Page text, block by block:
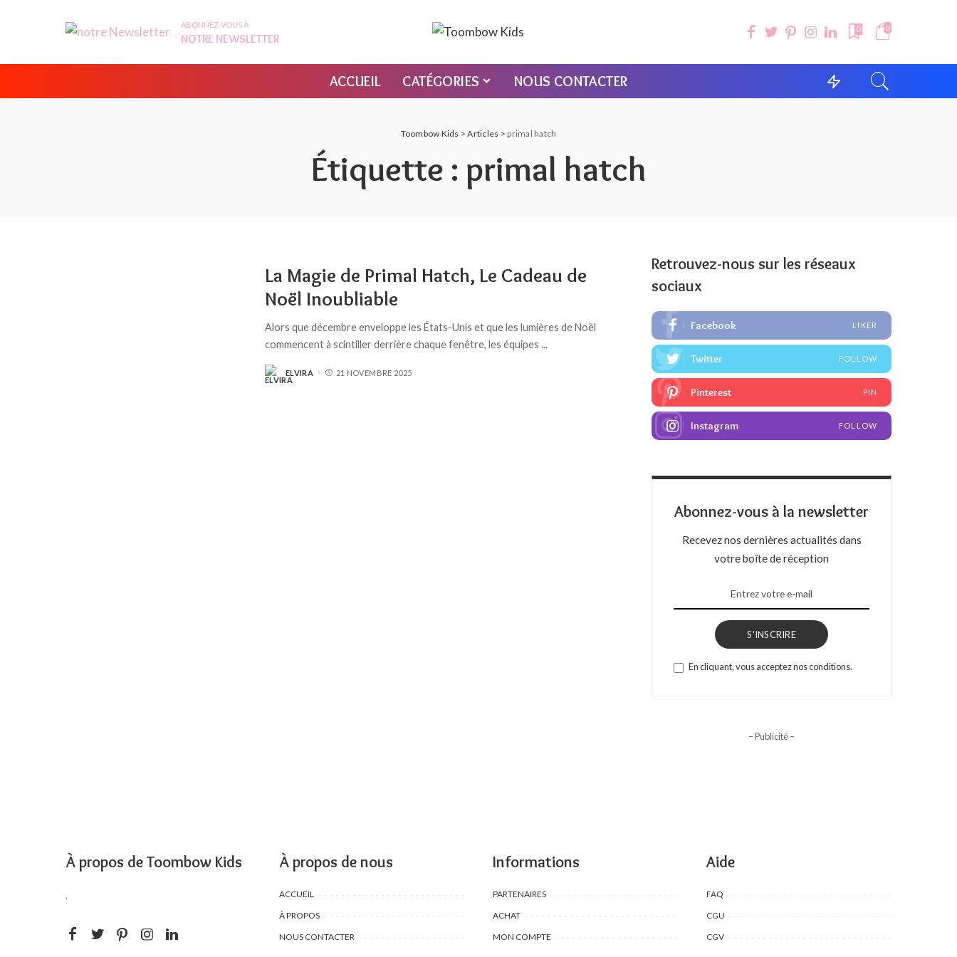
ABONNEZ-VOUS À
NOTRE NEWSLETTER
0 0
ACCUEIL CATÉGORIES NOUS CONTACTER
Toombow Kids >Articles > primal hatch
Étiquette : primal hatch
La Magie de Primal Hatch, Le Cadeau de
Noël Inoubliable
Alors que décembre enveloppe les États-Unis et que les lumières de Noël
commencent à scintiller derrière chaque fenêtre, les équipes ...
POSTED
BY
ELVIRA 21 NOVEMBRE 2025
Retrouvez-nous sur les réseaux
sociaux
Facebook LIKER
Twitter FOLLOW
Pinterest PIN
Instagram FOLLOW
Abonnez-vous à la newsletter
Recevez nos dernières actualités dans
votre boîte de réception
S'INSCRIRE
En cliquant, vous acceptez nos conditions.
– Publicité –
À propos de Toombow Kids
.
À propos de nous
ACCUEIL
À PROPOS
NOUS CONTACTER
Informations
PARTENAIRES
ACHAT
MON COMPTE
Aide
FAQ
CGU
CGV